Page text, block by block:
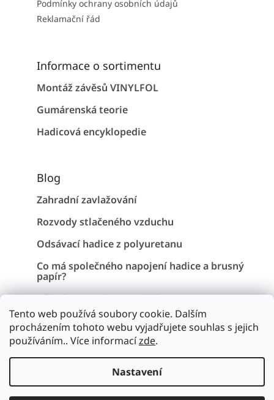
Tento web používá soubory cookie. Dalším
procházením tohoto webu vyjadřujete souhlas s jejich
používáním.. Více informacízde.
Nastavení
Podmínky ochrany osobních údajů
Reklamační řád
Informace o sortimentu
Montáž závěsů VINYLFOL
Gumárenská teorie
Hadicová encyklopedie
Blog
Zahradní zavlažování
Rozvody stlačeného vzduchu
Odsávací hadice z polyuretanu
Co má společného napojení hadice a brusný
papír?
Záhadu Stonehenge vyřešena !
Copyright 2026Hadice a pryž. Všechna práva vyhrazena.